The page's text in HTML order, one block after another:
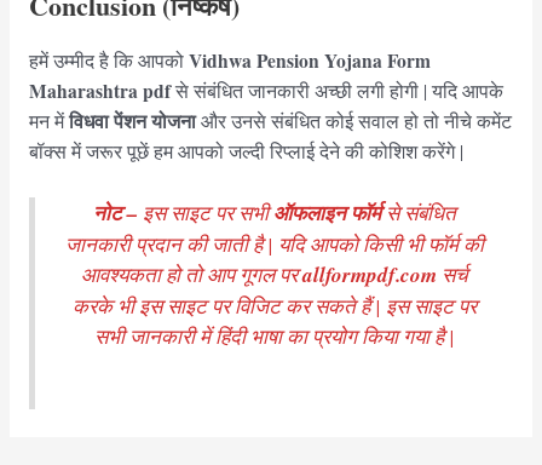
हमें उम्मीद है कि आपको Vidhwa Pension Yojana Form
Maharashtra pdfसे संबंधित जानकारी अच्छी लगी होगी | यदि आपके
मन मेंविधवा पेंशन योजनाऔर उनसे संबंधित कोई सवाल हो तो नीचे कमेंट
बॉक्स में जरूर पूछें हम आपको जल्दी रिप्लाई देने की कोशिश करेंगे |
नोट – इस साइट पर सभीऑफलाइन फॉर्मसे संबंधित
जानकारी प्रदान की जाती है | यदि आपको किसी भी फॉर्म की
आवश्यकता हो तो आप गूगल परallformpdf.com सर्च
करके भी इस साइट पर विजिट कर सकते हैं | इस साइट पर
सभी जानकारी में हिंदी भाषा का प्रयोग किया गया है |